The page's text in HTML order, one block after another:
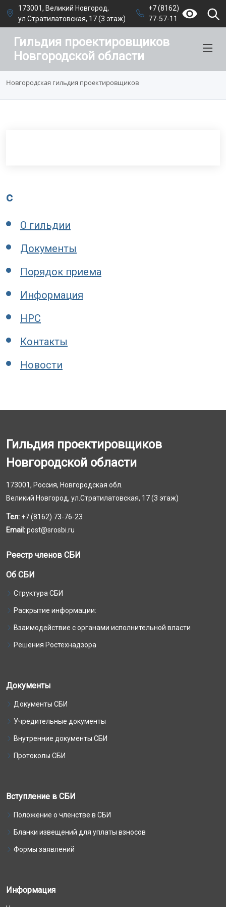
173001, Великий Новгород,
ул.Стратилатовская, 17 (3 этаж)
+7 (8162)
77-57-11
Гильдия проектировщиков
Новгородской области
Новгородская гильдия проектировщиков
c
О гильдии
Документы
Порядок приема
Информация
НРС
Контакты
Новости
Гильдия проектировщиков
Новгородской области
173001, Россия, Новгородская обл.
Великий Новгород, ул.Стратилатовская, 17 (3 этаж)
Тел: +7 (8162) 73-76-23
Email:post@srosbi.ru
Реестр членов СБИ
Об СБИ
Структура СБИ
Раскрытие информации:
Взаимодействие с органами исполнительной власти
Решения Ростехнадзора
Документы
Документы СБИ
Учредительные документы
Внутренние документы СБИ
Протоколы СБИ
Вступление в СБИ
Положение о членстве в СБИ
Бланки извещений для уплаты взносов
Формы заявлений
Информация